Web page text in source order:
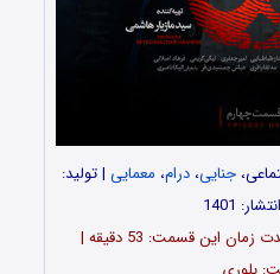
جنایی،درام، معمایی | تولید:
تعداد قسمت‎ها: 20 اپیزود | مدت زمان این قسمت: 53 دقیقه |